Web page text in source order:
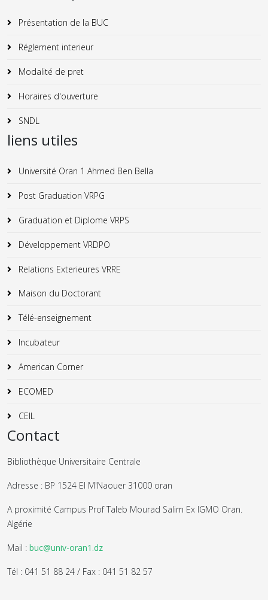
Présentation de la BUC
Réglement interieur
Modalité de pret
Horaires d'ouverture
SNDL
liens utiles
Université Oran 1 Ahmed Ben Bella
Post Graduation VRPG
Graduation et Diplome VRPS
Développement VRDPO
Relations Exterieures VRRE
Maison du Doctorant
Télé-enseignement
Incubateur
American Corner
ECOMED
CEIL
Contact
Bibliothèque Universitaire Centrale
Adresse : BP 1524 El M'Naouer 31000 oran
A proximité Campus Prof Taleb Mourad Salim Ex IGMO Oran.
Algérie
Mail : buc@univ-oran1.dz
Tél : 041 51 88 24 / Fax : 041 51 82 57